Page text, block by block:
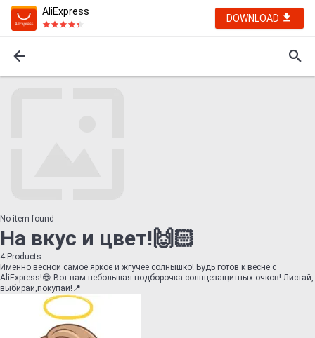
AliExpress
DOWNLOAD
No item found
На вкус и цвет!🙌🏻
4Products
Именно весной самое яркое и жгучее солнышко! Будь готов к весне с
AliExpress!😎 Вот вам небольшая подборочка солнцезащитных очков! Листай,
выбирай,покупай!📍